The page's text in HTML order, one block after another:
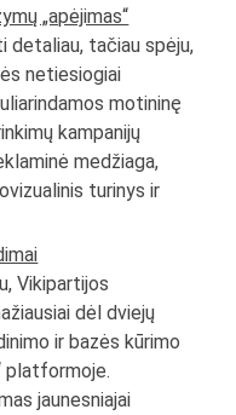
„apėjimas“
detaliau, tačiau spėju,
netiesiogiai
motininę
kampanijų
medžiaga,
turinys ir
Vikipartijos
dėl dviejų
ir bazės kūrimo
platformoje.
jaunesniajai